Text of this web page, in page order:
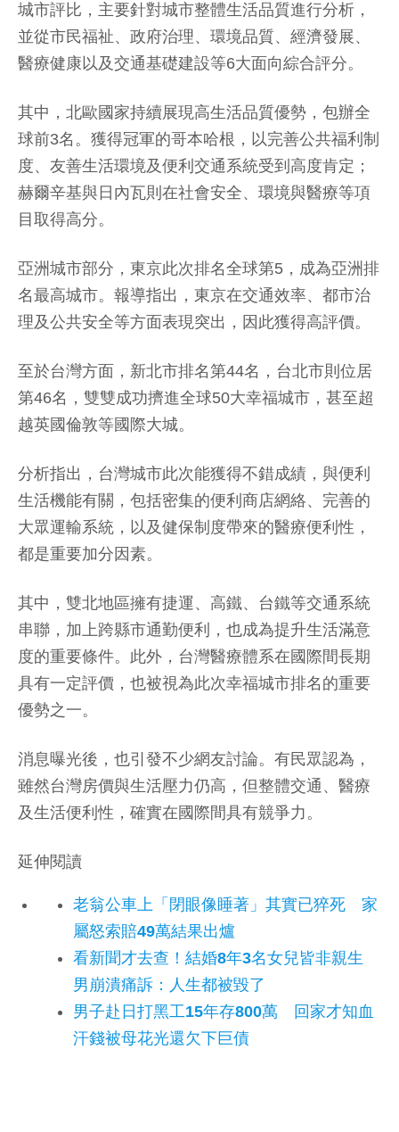
城市評比，主要針對城市整體生活品質進行分析，
並從市民福祉、政府治理、環境品質、經濟發展、
醫療健康以及交通基礎建設等6大面向綜合評分。
其中，北歐國家持續展現高生活品質優勢，包辦全
球前3名。獲得冠軍的哥本哈根，以完善公共福利制
度、友善生活環境及便利交通系統受到高度肯定；
赫爾辛基與日內瓦則在社會安全、環境與醫療等項
目取得高分。
亞洲城市部分，東京此次排名全球第5，成為亞洲排
名最高城市。報導指出，東京在交通效率、都市治
理及公共安全等方面表現突出，因此獲得高評價。
至於台灣方面，新北市排名第44名，台北市則位居
第46名，雙雙成功擠進全球50大幸福城市，甚至超
越英國倫敦等國際大城。
分析指出，台灣城市此次能獲得不錯成績，與便利
生活機能有關，包括密集的便利商店網絡、完善的
大眾運輸系統，以及健保制度帶來的醫療便利性，
都是重要加分因素。
其中，雙北地區擁有捷運、高鐵、台鐵等交通系統
串聯，加上跨縣市通勤便利，也成為提升生活滿意
度的重要條件。此外，台灣醫療體系在國際間長期
具有一定評價，也被視為此次幸福城市排名的重要
優勢之一。
消息曝光後，也引發不少網友討論。有民眾認為，
雖然台灣房價與生活壓力仍高，但整體交通、醫療
及生活便利性，確實在國際間具有競爭力。
延伸閱讀
老翁公車上「閉眼像睡著」其實已猝死 家
屬怒索賠49萬結果出爐
看新聞才去查！結婚8年3名女兒皆非親生
男崩潰痛訴：人生都被毀了
男子赴日打黑工15年存800萬 回家才知血
汗錢被母花光還欠下巨債